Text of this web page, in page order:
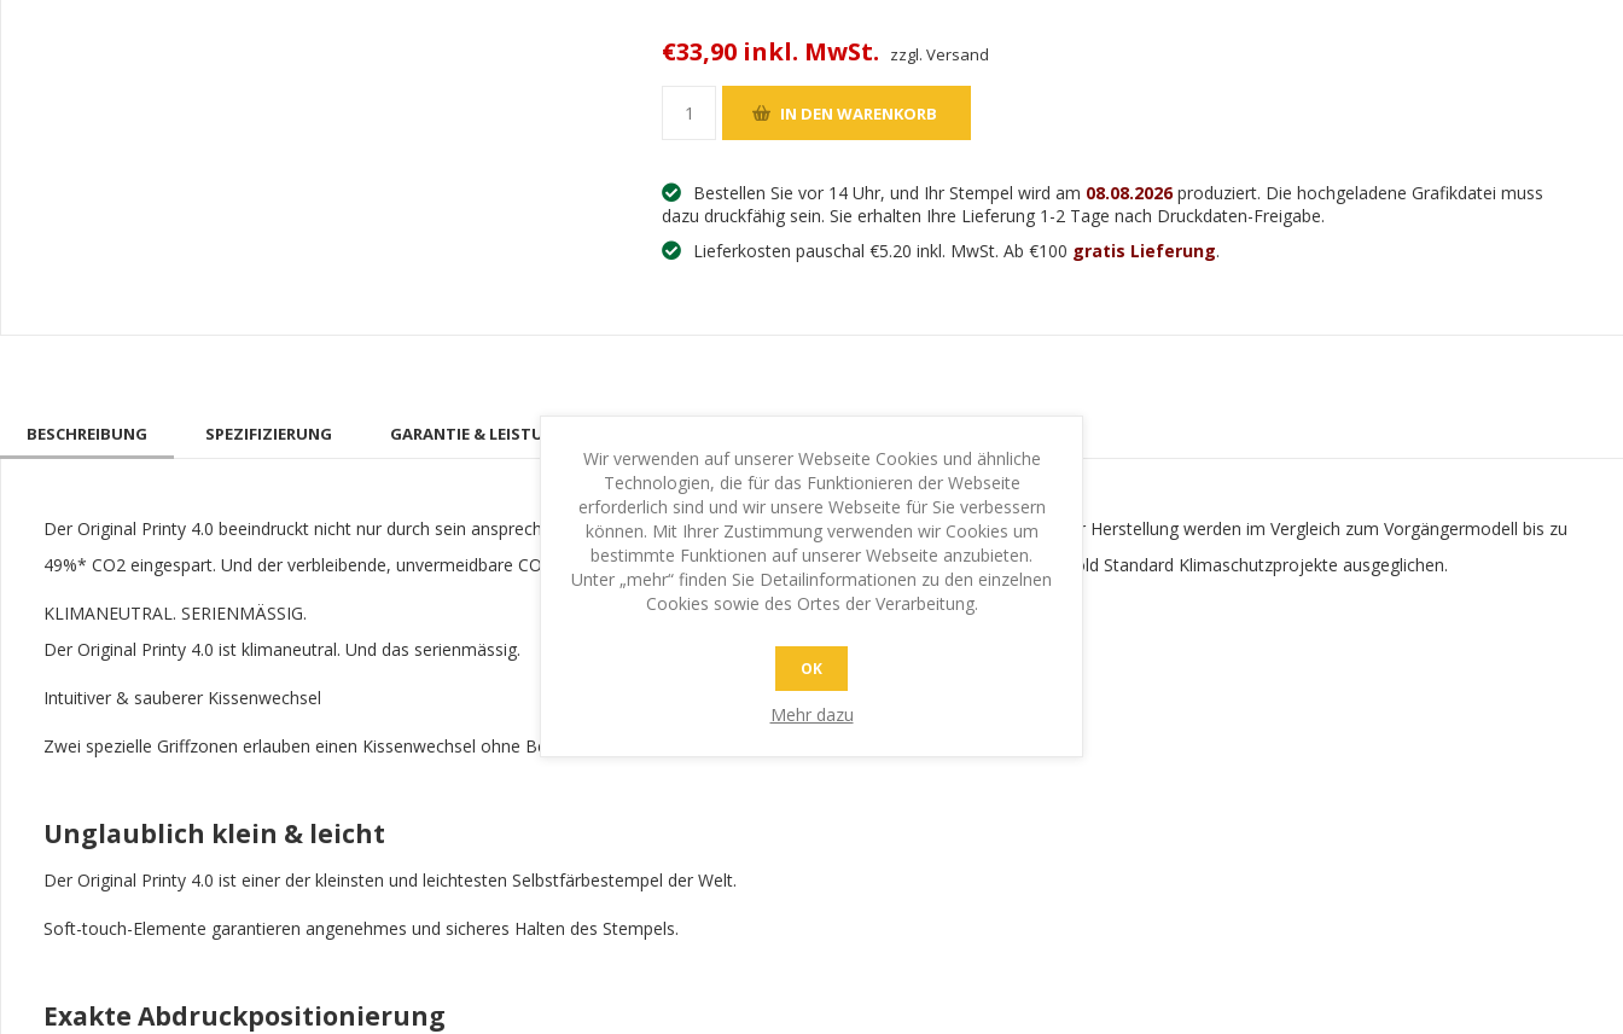
€33,90 inkl. MwSt. zzgl. Versand
Bestellen Sie vor 14 Uhr, und Ihr Stempel wird am 08.08.2026produziert. Die hochgeladene Grafikdatei muss
dazu druckfähig sein. Sie erhalten Ihre Lieferung 1-2 Tage nach Druckdaten-Freigabe.
Lieferkosten pauschal €5.20 inkl. MwSt. Ab €100 gratis Lieferung.
BESCHREIBUNG SPEZIFIZIERUNG GARANTIE & LEISTUNG
Der Original Printy 4.0 beeindruckt nicht nur durch sein ansprechendes Design – er ist auchklimaneutral, und das serienmäßig! Bei der Herstellung werden im Vergleich zum Vorgängermodell bis zu
49%* CO2 eingespart. Und der verbleibende, unvermeidbare CO2-Fußabdruckwird durch Investitionen in vom WWF® empfohlene Gold Standard Klimaschutzprojekte ausgeglichen.
KLIMANEUTRAL. SERIENMÄSSIG.
Der Original Printy 4.0 ist klimaneutral. Und das serienmässig.
Intuitiver & sauberer Kissenwechsel
Zwei spezielle Griffzonen erlauben einen Kissenwechsel ohne Berühren des Farbspeichers – für garantiert saubere Finger.
Unglaublich klein & leicht
Der Original Printy 4.0 ist einer der kleinsten und leichtesten Selbstfärbestempel der Welt.
Soft-touch-Elemente garantieren angenehmes und sicheres Halten des Stempels.
Exakte Abdruckpositionierung
Wir verwenden auf unserer Webseite Cookies und ähnliche
Technologien, die für das Funktionieren der Webseite
erforderlich sind und wir unsere Webseite für Sie verbessern
können. Mit Ihrer Zustimmung verwenden wir Cookies um
bestimmte Funktionen auf unserer Webseite anzubieten.
Unter „mehr“ finden Sie Detailinformationen zu den einzelnen
Cookies sowie des Ortes der Verarbeitung.
OK
Mehr dazu